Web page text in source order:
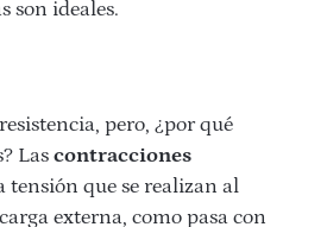
son ideales.
pero, ¿por qué
Las contracciones
tensión que se realizan al
externa, como pasa con